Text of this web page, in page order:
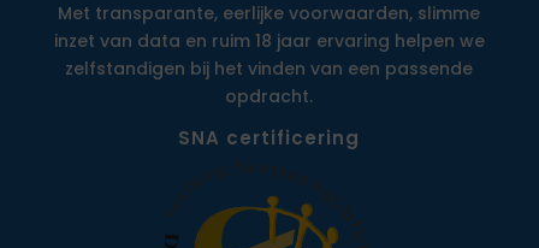
Met transparante, eerlijke voorwaarden, slimme
inzet van data en ruim 18 jaar ervaring helpen we
zelfstandigen bij het vinden van een passende
opdracht.
SNA certificering